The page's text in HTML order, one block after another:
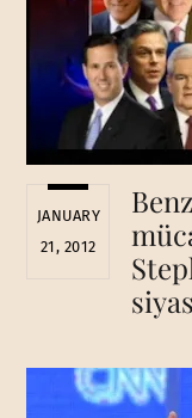
JANUARY
21, 2012